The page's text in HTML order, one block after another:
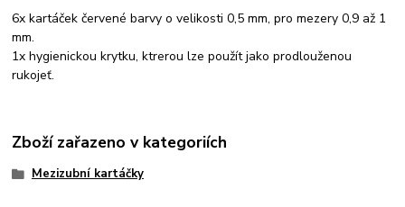
6x kartáček červené barvy o velikosti 0,5 mm, pro mezery 0,9 až 1
mm.
1x hygienickou krytku, ktrerou lze použít jako prodlouženou
rukojeť.
Zboží zařazeno v kategoriích
Mezizubní kartáčky